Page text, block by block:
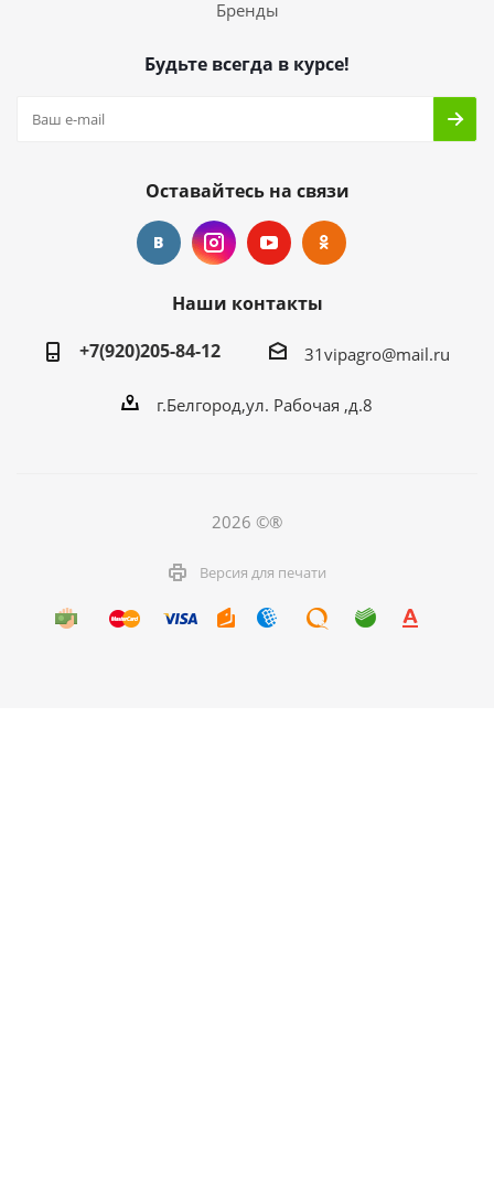
Бренды
Будьте всегда в курсе!
Оставайтесь на связи
Наши контакты
+7(920)205-84-12
31vipagro@mail.ru
г.Белгород,ул. Рабочая ,д.8
2026 ©®
Версия для печати